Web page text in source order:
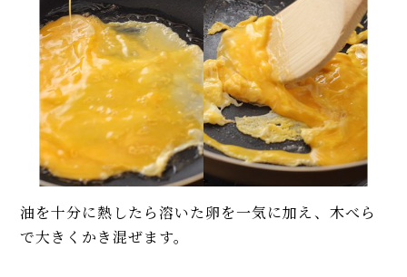
油を十分に熱したら溶いた卵を一気に加え、木べら
で大きくかき混ぜます。